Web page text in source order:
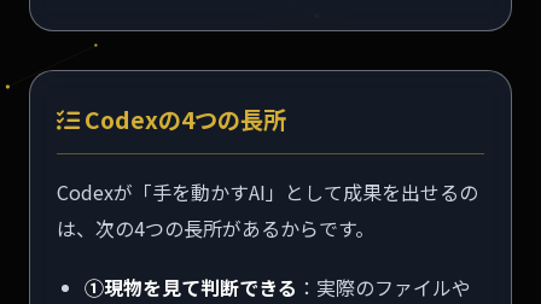
Codexの4つの長所
Codexが「手を動かすAI」として成果を出せるの
は、次の4つの長所があるからです。
①現物を見て判断できる ：実際のファイルや